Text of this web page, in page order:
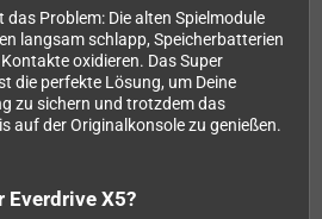
Problem: Die alten Spielmodule
langsam schlapp, Speicherbatterien
oxidieren. Das Super
die perfekte Lösung, um Deine
zu sichern und trotzdem das
auf der Originalkonsole zu genießen.
Everdrive X5?